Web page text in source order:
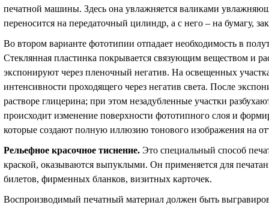
печатной машины. Здесь она увлажняется валиками
переносится на передаточный цилиндр, а с него – на бумагу,
Во втором варианте фототипии отпадает необходимость в
Стеклянная пластинка покрывается связующим веществом и
экспонируют через пленочный негатив. На освещенных
интенсивности проходящего через негатив света. После
растворе глицерина; при этом незадубленные участки
происходит изменение поверхности фототипного слоя и
которые создают полную иллюзию тонового изображения на
Рельефное красочное тиснение. Это специальный способ
краской, оказываются выпуклыми. Он применяется для
билетов, фирменных бланков, визитных карточек.
Воспроизводимый печатный материал должен быть